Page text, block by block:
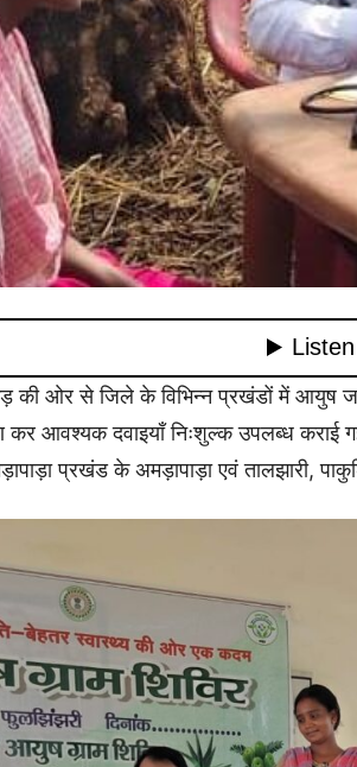
की ओर से जिले के विभिन्न प्रखंडों में आयुष
कर आवश्यक दवाइयाँ निःशुल्क उपलब्ध कराई
प्रखंड के अमड़ापाड़ा एवं तालझारी,